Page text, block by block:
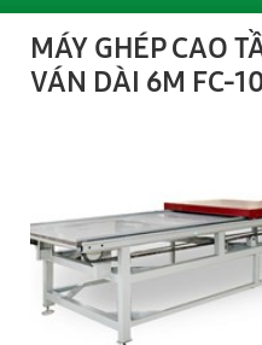
MÁY GHÉP CAO
VÁN DÀI 6M FC-
MÁY LẬT MẶT VÁN TỰ
lăn 2